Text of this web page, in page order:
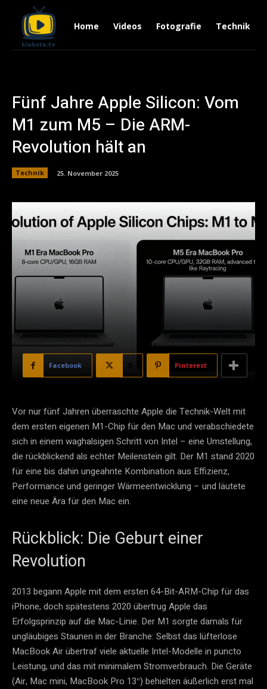
Home Videos Fotografie Technik
Fünf Jahre Apple Silicon: Vom
M1 zum M5 – Die ARM-
Revolution hält an
Technik 25. November 2025
Facebook Pinterest
Vor nur fünf Jahren überraschte Apple die Technik-Welt mit
dem ersten eigenen M1-Chip für den Mac und verabschiedete
sich in einem waghalsigen Schritt von Intel – eine Umstellung,
die rückblickend als echter Meilenstein gilt. Der M1 stand 2020
für eine bis dahin ungeahnte Kombination aus Effizienz,
Performance und geringer Wärmeentwicklung – und läutete
eine neue Ära für den Mac ein.
Rückblick: Die Geburt einer
Revolution
2013 begann Apple mit dem ersten 64-Bit-ARM-Chip für das
iPhone, doch spätestens 2020 übertrug Apple das
Erfolgsprinzip auf die Mac-Linie. Der M1 sorgte damals für
ungläubiges Staunen in der Branche: Selbst das lüfterlose
MacBook Air übertraf viele aktuelle Intel-Modelle in puncto
Leistung, und das mit minimalem Stromverbrauch. Die Geräte
(Air, Mac mini, MacBook Pro 13″) behielten äußerlich erst mal